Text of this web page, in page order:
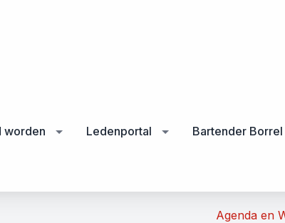
worden Ledenportal Bartender Borrel
Agenda en